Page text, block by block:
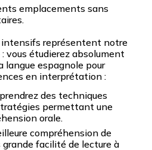
emplacements sans
intensifs représentent notre
: vous étudierez absolument
langue espagnole pour
en interprétation :
des techniques
permettant une
orale.
compréhension de
grande facilité de lecture à